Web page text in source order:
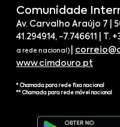
Comunidade
Av. Carvalho Araújo 7 |
41.294914, -7.746611 | T.
a rede nacional)
www.cimdouro.pt
* Chamada para rede fixa nacional
** Chamada para rede móvel nacional